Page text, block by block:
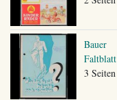
Bauer
Faltblatt
3 Seiten